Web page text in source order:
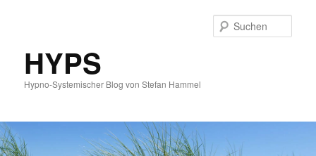
HYPS
Hypno-Systemischer Blog von Stefan Hammel